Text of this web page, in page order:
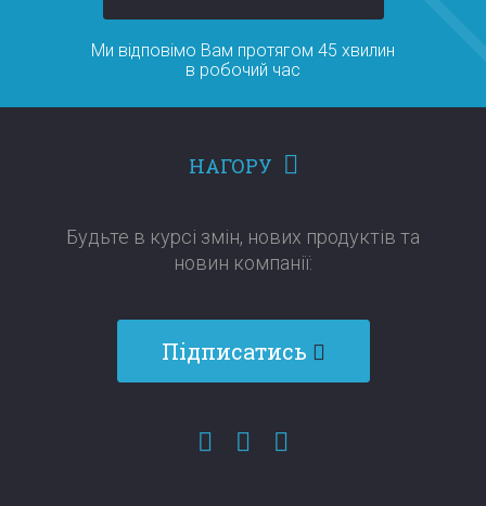
Ми відповімо Вам протягом 45 хвилин
в робочий час
НАГОРУ
Будьте в курсі змін, нових продуктів та
новин компанії:​​​​​​​
Підписатись